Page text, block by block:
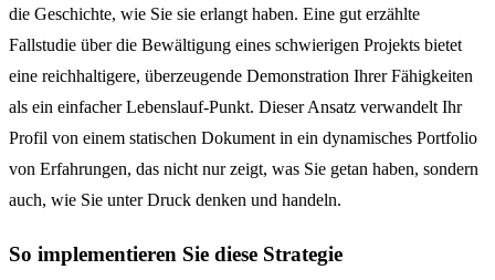
die Geschichte, wie Sie sie erlangt haben. Eine gut erzählte
Fallstudie über die Bewältigung eines schwierigen Projekts bietet
eine reichhaltigere, überzeugende Demonstration Ihrer Fähigkeiten
als ein einfacher Lebenslauf-Punkt. Dieser Ansatz verwandelt Ihr
Profil von einem statischen Dokument in ein dynamisches Portfolio
von Erfahrungen, das nicht nur zeigt, was Sie getan haben, sondern
auch, wie Sie unter Druck denken und handeln.
So implementieren Sie diese Strategie